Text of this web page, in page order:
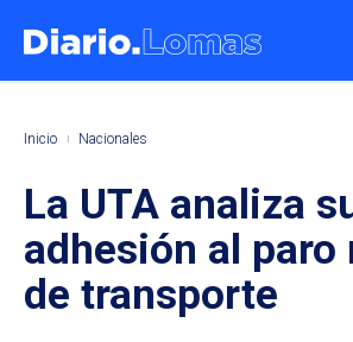
Inicio Nacionales
La UTA analiza
adhesión al paro
de transporte